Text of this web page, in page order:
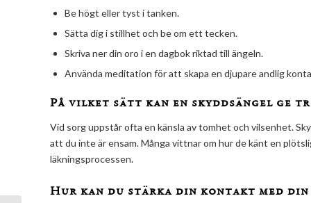
Be högt eller tyst i tanken.
Sätta dig i stillhet och be om ett tecken.
Skriva ner din oro i en dagbok riktad till ängeln.
Använda meditation för att skapa en djupare andlig
På vilket sätt kan en skyddsängel ge
Vid sorg uppstår ofta en känsla av tomhet och vilsenhet.
att du inte är ensam. Många vittnar om hur de känt en
läkningsprocessen.
Hur kan du stärka din kontakt med